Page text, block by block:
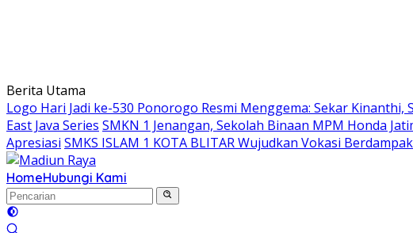
Berita Utama
Logo Hari Jadi ke-530 Ponorogo Resmi Menggema: Sekar
East Java Series SMKN 1 Jenangan, Sekolah Binaan MPM Honda
Apresiasi SMKS ISLAM 1 KOTA BLITAR Wujudkan Vokasi
HomeHubungi Kami